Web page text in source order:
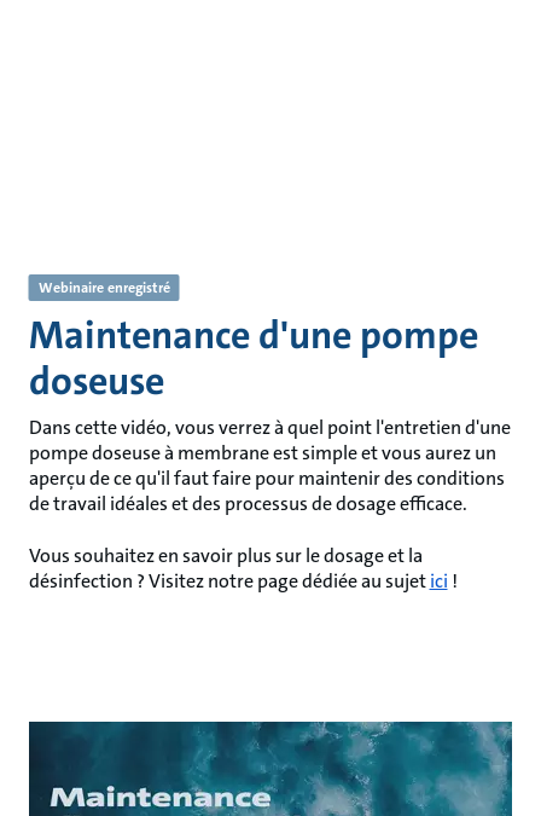
Webinaire enregistré
Maintenance d'une pompe
doseuse
Dans cette vidéo, vous verrez à quel point l'entretien d'une
pompe doseuse à membrane est simple et vous aurez un
aperçu de ce qu'il faut faire pour maintenir des conditions
de travail idéales et des processus de dosage efficace.
Vous souhaitez en savoir plus sur le dosage et la
désinfection ? Visitez notre page dédiée au sujetici !